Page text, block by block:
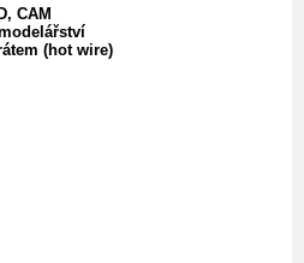
CAM
(hot wire)